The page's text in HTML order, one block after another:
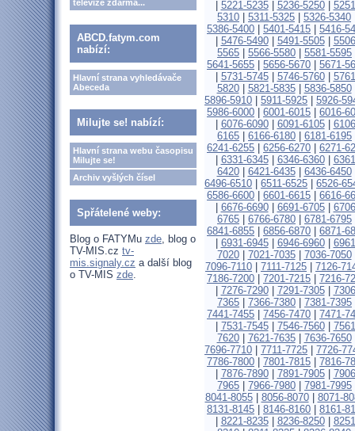
televize zdarma...
ABCD.fatym.com
nabízí:
Hlavní strana vyhledávače
Abeceda
Milujte se! nabízí:
Hlavní strana webu časopisu
Milujte se!
Archiv vyšlých čísel
Spřátelené weby:
Blog o FATYMu zde, blog o
TV-MIS.cz tv-
mis.signaly.cz a další blog
o TV-MIS zde.
5221-5235| 5236-5250|
5310
5311-5325 5326-5340
5386-5400
5401-5415
5416-
5476-5490| 5491-5505|
5565
5566-5580 5581-5595
5641-5655
5656-5670
5671-
5731-5745| 5746-5760|
5820| 5821-5835| 5836-5850
5896-5910
5911-5925
5926-
5986-6000
6001-6015
6016-
6076-6090| 6091-6105|
6165
6166-6180 6181-6195
6241-6255
6256-6270
6271-
6331-6345| 6346-6360|
6420| 6421-6435| 6436-6450
6496-6510
6511-6525
6526-
6586-6600
6601-6615
6616-
6676-6690| 6691-6705|
6765
6766-6780 6781-6795
6841-6855
6856-6870
6871-
6931-6945| 6946-6960|
7020| 7021-7035| 7036-7050
7096-7110
7111-7125
7126-
7186-7200
7201-7215
7216-
7276-7290| 7291-7305|
7365
7366-7380 7381-7395
7441-7455
7456-7470
7471-
7531-7545| 7546-7560|
7620| 7621-7635| 7636-7650
7696-7710
7711-7725
7726-
7786-7800
7801-7815
7816-
7876-7890| 7891-7905|
7965
7966-7980 7981-7995
8041-8055| 8056-8070| 8071-
8131-8145
8146-8160
8161-
8221-8235| 8236-8250|